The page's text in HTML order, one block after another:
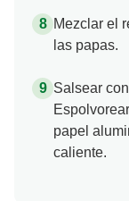
Mezclar el
las papas.
Salsear
papel
caliente.